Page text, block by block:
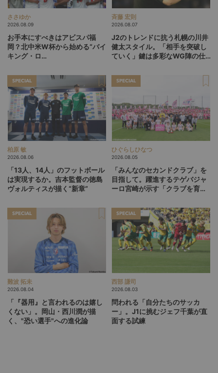
ささゆか
2026.08.09
お手本にすべきはアビスパ福
岡？北中米W杯から始める“バイ
キング・ロ
探す旅
斉藤 宏則
2026.08.07
J2のトレンドに抗う札幌の川井
健太スタイル。「相手を突破し
ていく」鍵は多彩なWG陣の仕
SPECIAL
柏原 敏
2026.08.06
「13人、14人」のフットボール
は実現するか。吉本監督の徳島
ヴォルティスが描く“新章”
SPECIAL
ひぐらしひなつ
2026.08.05
「みんなのセカンドクラブ」を
目指して。躍進するテゲバジャ
ーロ宮崎が示す「クラブを育て
SPECIAL
難波 拓未
2026.08.04
「『器用』と言われるのは嬉し
くない」。岡山・西川潤が描
く、"恐い選手"への進化論
SPECIAL
西部 謙司
2026.08.03
問われる「自分たちのサッカ
ー」。J1に挑むジェフ千葉が直
面する試練